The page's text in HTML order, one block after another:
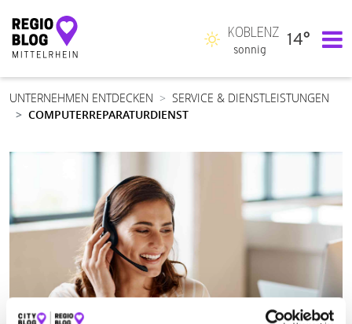
Hauptnavigation
KOBLENZ
sonnig
14°
UNTERNEHMEN ENTDECKEN
SERVICE & DIENSTLEISTUNGEN
COMPUTERREPARATURDIENST